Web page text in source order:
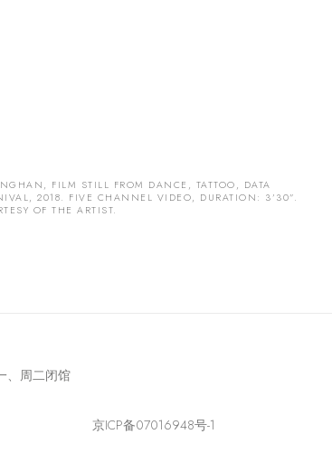
FILM STILL FROM DANCE, TATTOO, DATA
2018. FIVE CHANNEL VIDEO, DURATION: 3’30”.
OF THE ARTIST.
、周二闭馆
京ICP备07016948号-1